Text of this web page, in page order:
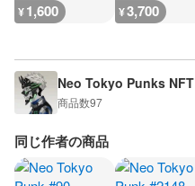
¥1,600 ¥3,700
Neo Tokyo Punks NFT
商品数97
同じ作者の商品